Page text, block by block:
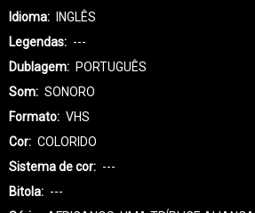
Idioma
INGLÊS
Legendas
---
Dublagem
PORTUGUÊS
Som
SONORO
Formato
VHS
Cor
COLORIDO
Sistema de cor
---
Bitola
---